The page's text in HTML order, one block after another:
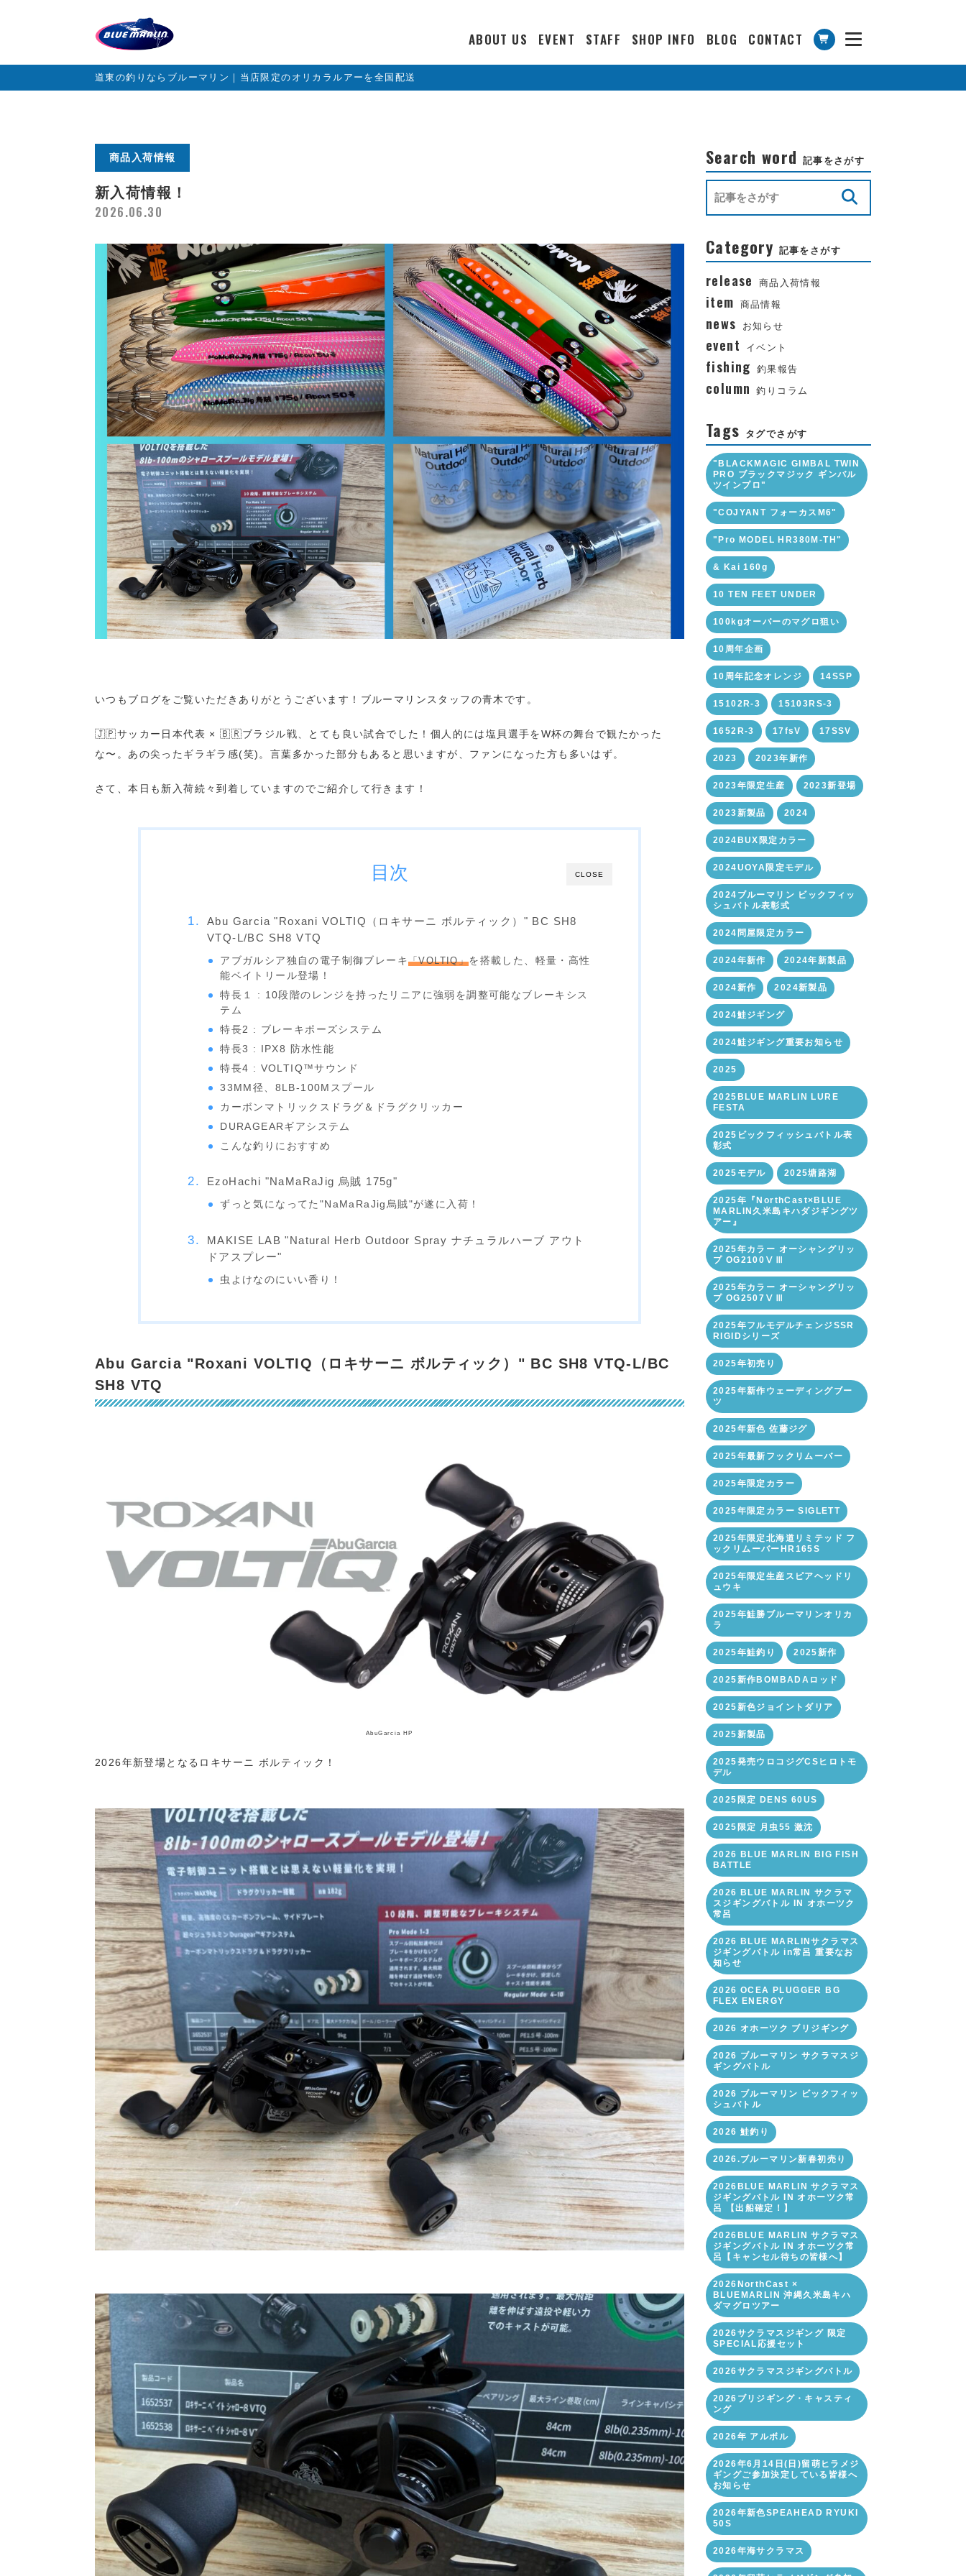
ABOUT US EVENT STAFF SHOP INFO BLOG CONTACT
道東の釣りならブルーマリン｜当店限定のオリカラルアーを全国配送
商品入荷情報
新入荷情報！
2026.06.30
いつもブログをご覧いただきありがとうございます！ブルーマリンスタッフの青木です。
🇯🇵サッカー日本代表 × 🇧🇷ブラジル戦、とても良い試合でした！個人的には塩貝選手をW杯の舞台で観たかった
な〜。あの尖ったギラギラ感(笑)。言葉多かった部分もあると思いますが、ファンになった方も多いはず。
さて、本日も新入荷続々到着していますのでご紹介して行きます！
CLOSE
目次
Abu Garcia "Roxani VOLTIQ（ロキサーニ ボルティック）" BC SH8
VTQ-L/BC SH8 VTQ
アブガルシア独自の電子制御ブレーキ「VOLTIQ」を搭載した、軽量・高性
能ベイトリール登場！
特長１ : 10段階のレンジを持ったリニアに強弱を調整可能なブレーキシス
テム
特長2 : ブレーキポーズシステム
特長3 : IPX8 防水性能
特長4 : VOLTIQ™サウンド
33MM径、8LB-100Mスプール
カーボンマトリックスドラグ＆ドラグクリッカー
DURAGEARギアシステム
こんな釣りにおすすめ
EzoHachi "NaMaRaJig 烏賊 175g"
ずっと気になってた"NaMaRaJig烏賊"が遂に入荷！
MAKISE LAB "Natural Herb Outdoor Spray ナチュラルハーブ アウト
ドアスプレー"
虫よけなのにいい香り！
Abu Garcia "Roxani VOLTIQ（ロキサーニ ボルティック）" BC SH8 VTQ-L/BC
SH8 VTQ
AbuGarcia HP
2026年新登場となるロキサーニ ボルティック！
Search word 記事をさがす
Category 記事をさがす
release 商品入荷情報
item 商品情報
news お知らせ
event イベント
fishing 釣果報告
column 釣りコラム
Tags タグでさがす
"BLACKMAGIC GIMBAL TWIN
PRO ブラックマジック ギンバル
ツインプロ"
"COJYANT フォーカスM6"
"Pro MODEL HR380M-TH"
& Kai 160g
10 TEN FEET UNDER
100kgオーバーのマグロ狙い
10周年企画
10周年記念オレンジ 14SSP
15102R-3 15103RS-3
1652R-3 17fsV 17SSV
2023 2023年新作
2023年限定生産 2023新登場
2023新製品 2024
2024BUX限定カラー
2024UOYA限定モデル
2024ブルーマリン ビックフィッ
シュバトル表彰式
2024問屋限定カラー
2024年新作 2024年新製品
2024新作 2024新製品
2024鮭ジギング
2024鮭ジギング重要お知らせ
2025
2025BLUE MARLIN LURE
FESTA
2025ビックフィッシュバトル表
彰式
2025モデル 2025塘路湖
2025年『NorthCast×BLUE
MARLIN久米島キハダジギングツ
アー』
2025年カラー オーシャングリッ
プ OG2100ⅤⅢ
2025年カラー オーシャングリッ
プ OG2507ⅤⅢ
2025年フルモデルチェンジSSR
RIGIDシリーズ
2025年初売り
2025年新作ウェーディングブー
ツ
2025年新色 佐藤ジグ
2025年最新フックリムーバー
2025年限定カラー
2025年限定カラー SIGLETT
2025年限定北海道リミテッド フ
ックリムーバーHR165S
2025年限定生産スピアヘッドリ
ュウキ
2025年鮭勝ブルーマリンオリカ
ラ
2025年鮭釣り 2025新作
2025新作BOMBADAロッド
2025新色ジョイントダリア
2025新製品
2025発売ウロコジグCSヒロトモ
デル
2025限定 DENS 60US
2025限定 月虫55 激沈
2026 BLUE MARLIN BIG FISH
BATTLE
2026 BLUE MARLIN サクラマ
スジギングバトル IN オホーツク
常呂
2026 BLUE MARLINサクラマス
ジギングバトル in常呂 重要なお
知らせ
2026 OCEA PLUGGER BG
FLEX ENERGY
2026 オホーツク ブリジギング
2026 ブルーマリン サクラマスジ
ギングバトル
2026 ブルーマリン ビックフィッ
シュバトル
2026 鮭釣り
2026.ブルーマリン新春初売り
2026BLUE MARLIN サクラマス
ジギングバトル IN オホーツク常
呂 【出船確定！】
2026BLUE MARLIN サクラマス
ジギングバトル IN オホーツク常
呂【キャンセル待ちの皆様へ】
2026NorthCast ×
BLUEMARLIN 沖縄久米島キハ
ダマグロツアー
2026サクラマスジギング 限定
SPECIAL応援セット
2026サクラマスジギングバトル
2026ブリジギング・キャスティ
ング
2026年 アルボル
2026年6月14日(日)留萌ヒラメジ
ギングご参加決定している皆様へ
お知らせ
2026年新色SPEAHEAD RYUKI
50S
2026年海サクラマス